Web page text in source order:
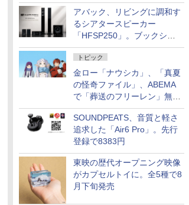
アバック、リビングに調和す
るシアタースピーカー
「HFSP250」。ブックシェ
ルフはペア3万円以下
トピック
金ロー「ナウシカ」、「真夏
の怪奇ファイル」、ABEMA
で「葬送のフリーレン」無料
配信など。夏の特番・配信情
報
SOUNDPEATS、音質と軽さ
追求した「Air6 Pro」。先行
登録で8383円
東映の歴代オープニング映像
がカプセルトイに。全5種で8
月下旬発売